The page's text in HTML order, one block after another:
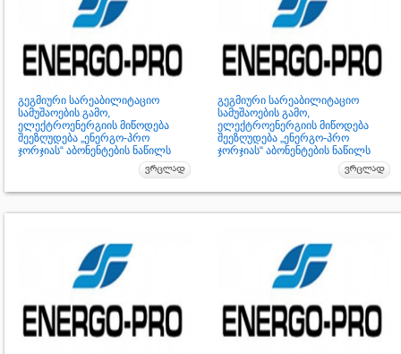
გეგმიური სარეაბილიტაციო
სამუშაოების გამო,
ელექტროენერგიის მიწოდება
შეეზღუდება „ენერგო-პრო
ჯორჯიას“ აბონენტების ნაწილს
გეგმიური სარეაბილიტაციო
სამუშაოების გამო,
ელექტროენერგიის მიწოდება
შეეზღუდება „ენერგო-პრო
ჯორჯიას“ აბონენტების ნაწილს